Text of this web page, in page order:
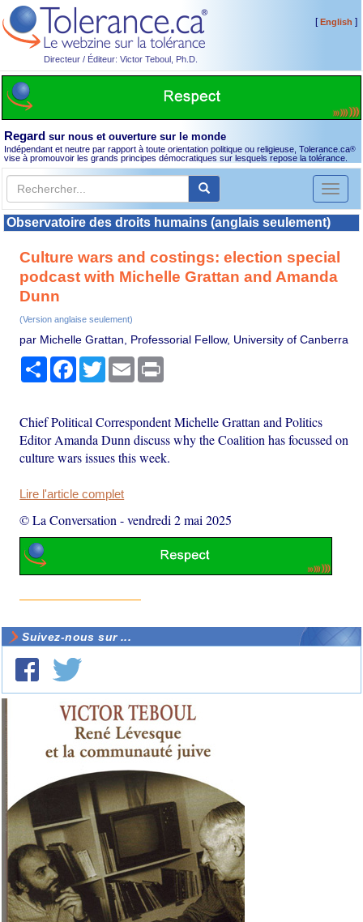
Directeur / Éditeur: Victor Teboul, Ph.D.
[English ]
Regard sur nous et ouverture sur le monde
Indépendant et neutre par rapport à toute orientation politique ou religieuse, Tolerance.ca®
vise à promouvoir les grands principes démocratiques sur lesquels repose la tolérance.
Toggle
Observatoire des droits humains (anglais seulement)
Culture wars and costings: election special
podcast with Michelle Grattan and Amanda
Dunn
(Version anglaise seulement)
par Michelle Grattan, Professorial Fellow, University of Canberra
PartagerFacebook
TwitterEmail
Chief Political Correspondent Michelle Grattan and Politics
Editor Amanda Dunn discuss why the Coalition has focussed on
culture wars issues this week.
Lire l'article complet
© La Conversation -vendredi 2 mai 2025
Suivez-nous sur ...